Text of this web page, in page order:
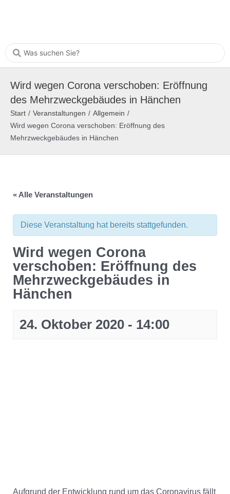
Wird wegen Corona verschoben: Eröffnung
des Mehrzweckgebäudes in Hänchen
Start / Veranstaltungen / Allgemein /
Wird wegen Corona verschoben: Eröffnung des
Mehrzweckgebäudes in Hänchen
« Alle Veranstaltungen
Diese Veranstaltung hat bereits stattgefunden.
Wird wegen Corona
verschoben: Eröffnung des
Mehrzweckgebäudes in
Hänchen
24. Oktober 2020 - 14:00
Aufgrund der Entwicklung rund um das Coronavirus fällt